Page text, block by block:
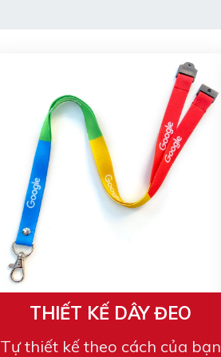
THIẾT KẾ DÂY ĐEO
Tự thiết kế theo cách của bạn